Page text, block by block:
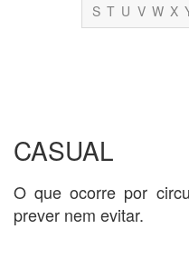
S T U V W X
CASUAL
O que ocorre por
prever nem evitar.